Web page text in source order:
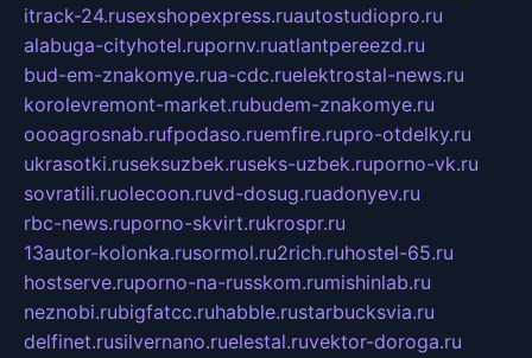
itrack-24.rusexshopexpress.ruautostudiopro.ru
alabuga-cityhotel.rupornv.ruatlantpereezd.ru
bud-em-znakomye.rua-cdc.ruelektrostal-news.ru
korolevremont-market.rubudem-znakomye.ru
oooagrosnab.rufpodaso.ruemfire.rupro-otdelky.ru
ukrasotki.ruseksuzbek.ruseks-uzbek.ruporno-vk.ru
sovratili.ruolecoon.ruvd-dosug.ruadonyev.ru
rbc-news.ruporno-skvirt.rukrospr.ru
13autor-kolonka.rusormol.ru2rich.ruhostel-65.ru
hostserve.ruporno-na-russkom.rumishinlab.ru
neznobi.rubigfatcc.ruhabble.rustarbucksvia.ru
delfinet.rusilvernano.ruelestal.ruvektor-doroga.ru